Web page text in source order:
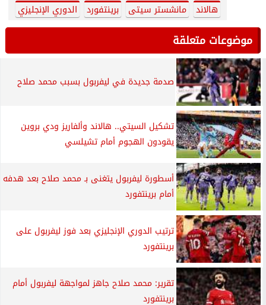
هالاند مانشستر سيتى برينتفورد الدوري الإنجليزي
موضوعات متعلقة
صدمة جديدة في ليفربول بسبب محمد صلاح
تشكيل السيتي.. هالاند وألفاريز ودي بروين
يقودون الهجوم أمام تشيلسي
أسطورة ليفربول يتغنى بـ محمد صلاح بعد هدفه
أمام برينتفورد
ترتيب الدوري الإنجليزي بعد فوز ليفربول على
برينتفورد
تقرير: محمد صلاح جاهز لمواجهة ليفربول أمام
برينتفورد